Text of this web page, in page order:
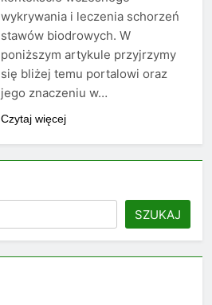
wykrywania i leczenia schorzeń
stawów biodrowych. W
poniższym artykule przyjrzymy
się bliżej temu portalowi oraz
jego znaczeniu w…
Czytaj więcej
SZUKAJ